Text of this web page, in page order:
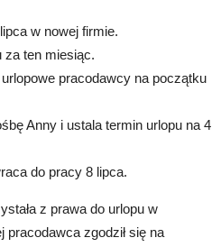
w nowej firmie.
za ten miesiąc.
pracodawcy na początku
Anny i ustala termin urlopu na 4
do pracy 8 lipca.
z prawa do urlopu w
zgodził się na